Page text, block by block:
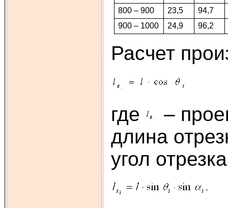
800 – 900
23,5
94,7
900 – 1000
24,9 96,2
Расчет
где
–
длина
угол